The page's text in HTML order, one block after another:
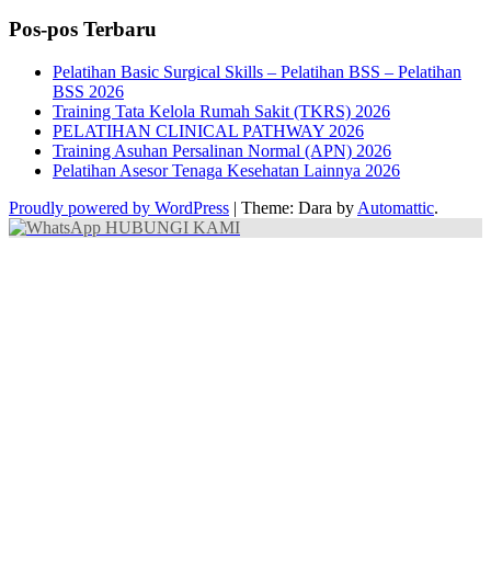
Pos-pos Terbaru
Pelatihan Basic Surgical Skills – Pelatihan BSS – Pelatihan
BSS 2026
Training Tata Kelola Rumah Sakit (TKRS) 2026
PELATIHAN CLINICAL PATHWAY 2026
Training Asuhan Persalinan Normal (APN) 2026
Pelatihan Asesor Tenaga Kesehatan Lainnya 2026
Proudly powered by WordPress | Theme: Dara by Automattic.
HUBUNGI KAMI